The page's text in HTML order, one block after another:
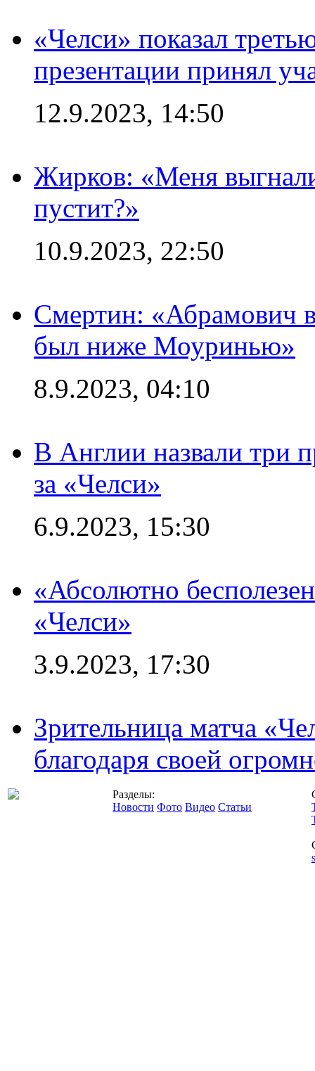
«Челси» показал
презентации принял
12.9.2023, 14:50
Жирков: «Меня
пустит?»
10.9.2023, 22:50
Смертин: «Абрамович в
был ниже Моуринью»
8.9.2023, 04:10
В Англии назвали три
за «Челси»
6.9.2023, 15:30
«Абсолютно
«Челси»
3.9.2023, 17:30
Зрительница матча
благодаря своей
Разделы:
Новости Фото Видео Статьи